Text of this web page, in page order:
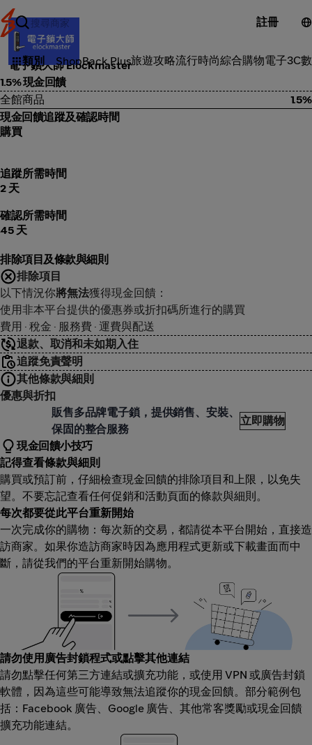
註冊
類別 ShopBack Plus旅遊攻略流行時尚綜合購物電子3C
3C電子
電子鎖大師 Elockmaster
1.5% 現金回饋
全館商品
1.5%
現金回饋追蹤及確認時間
購買
追蹤所需時間
2 天
確認所需時間
45 天
排除項目及條款與細則
排除項目
以下情況你將無法獲得現金回饋：
使用非本平台提供的優惠券或折扣碼所進行的購買
費用 · 稅金 · 服務費 · 運費與配送
退款、取消和未如期入住
追蹤免責聲明
其他條款與細則
優惠與折扣
鎖大師 Elockmaster
販售多品牌電子鎖，提供銷售、安裝、
保固的整合服務
立即購物
現金回饋小技巧
記得查看條款與細則
購買或預訂前，仔細檢查現金回饋的排除項目和上限，以免失
望。不要忘記查看任何促銷和活動頁面的條款與細則。
每次都要從此平台重新開始
一次完成你的購物：每次新的交易，都請從本平台開始，直接造
訪商家。如果你造訪商家時因為應用程式更新或下載畫面而中
斷，請從我們的平台重新開始購物。
請勿使用廣告封鎖程式或點擊其他連結
請勿點擊任何第三方連結或擴充功能，或使用 VPN 或廣告封鎖
軟體，因為這些可能導致無法追蹤你的現金回饋。部分範例包
括：Facebook 廣告、Google 廣告、其他常客獎勵或現金回饋
擴充功能連結。